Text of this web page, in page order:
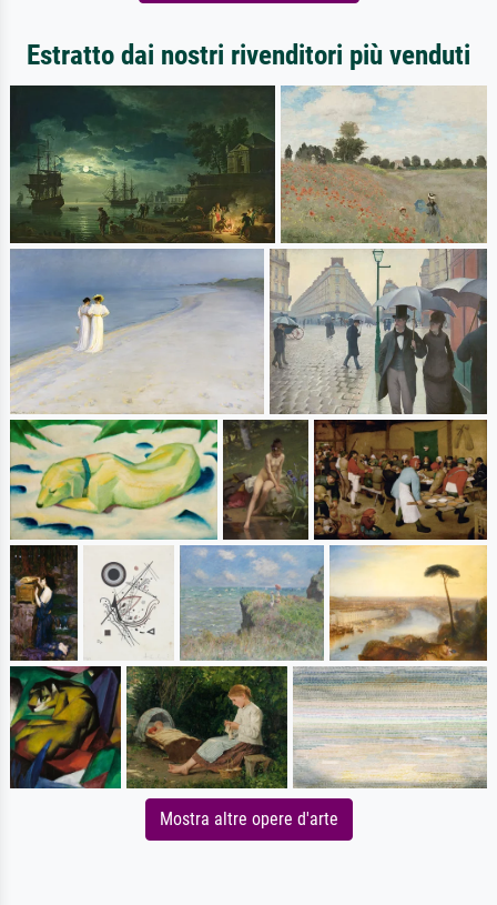
Estratto dai nostri rivenditori più venduti
Mostra altre opere d'arte